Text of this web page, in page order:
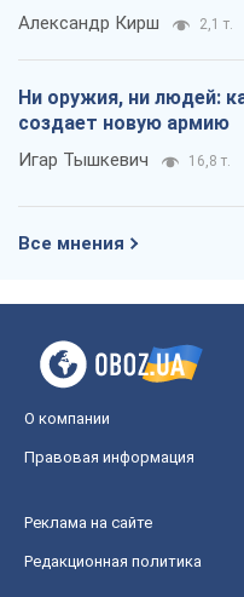
Александр Кирш 2,1 т.
Ни оружия, ни людей:
создает новую армию
Игар Тышкевич 16,8 т.
Все мнения
О компании
Правовая информация
Реклама на сайте
Редакционная политика